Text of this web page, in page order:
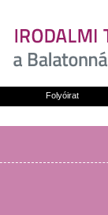
Folyóirat